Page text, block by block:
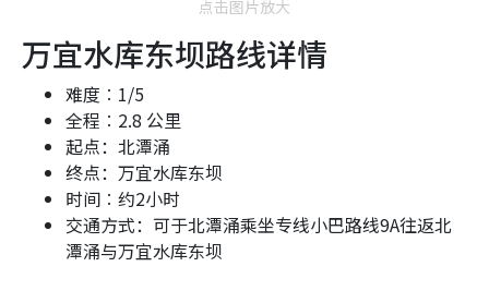
点击图片放大
万宜水库东坝路线详情
难度︰1/5
全程︰ 2.8 公里
起点：北潭涌
终点：万宜水库东坝
时间︰约2小时
交通方式：可于北潭涌乘坐专线小巴路线9A往返北
潭涌与万宜水库东坝